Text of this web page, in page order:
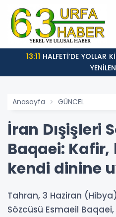
13:11
Anasayfa GÜNCEL
İran Dışişleri
Baqaei: Kafir,
kendi dinine
Tahran, 3 Haziran
Sözcüsü Esmaeil